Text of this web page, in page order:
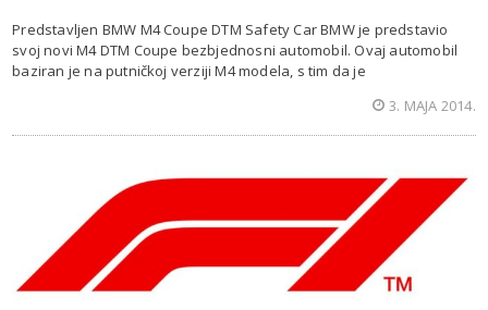
Predstavljen BMW M4 Coupe DTM Safety Car BMW je predstavio
svoj novi M4 DTM Coupe bezbjednosni automobil. Ovaj automobil
baziran je na putničkoj verziji M4 modela, s tim da je
3. MAJA 2014.